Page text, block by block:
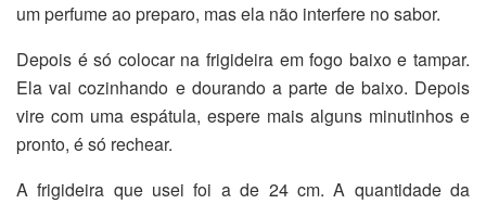
um perfume ao preparo, mas ela não interfere no sabor.
Depois é só colocar na frigideira em fogo baixo e tampar.
Ela vai cozinhando e dourando a parte de baixo. Depois
vire com uma espátula, espere mais alguns minutinhos e
pronto, é só rechear.
A frigideira que usei foi a de 24 cm. A quantidade da